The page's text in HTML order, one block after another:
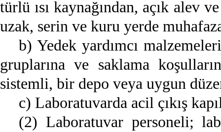
türlü ısı kaynağından, açık alev
uzak, serin ve kuru yerde
b) Yedek yardımcı
gruplarına ve saklama
sistemli, bir depo veya uygun
c) Laboratuvarda acil çıkış
(2) Laboratuvar personeli;